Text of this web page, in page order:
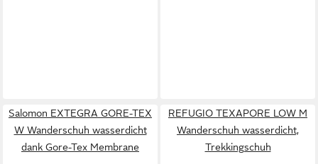
Salomon EXTEGRA GORE-TEX
W Wanderschuh wasserdicht
dank Gore-Tex Membrane
REFUGIO TEXAPORE LOW M
Wanderschuh wasserdicht,
Trekkingschuh